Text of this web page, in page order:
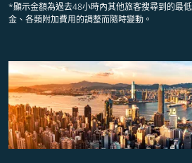
*顯示金額為過去48小時內其他旅客搜尋到的最
金、各類附加費用的調整而隨時變動。